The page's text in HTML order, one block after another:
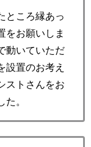
ところ縁あっ
をお願いしま
動いていただ
設置のお考え
ストさんをお
。